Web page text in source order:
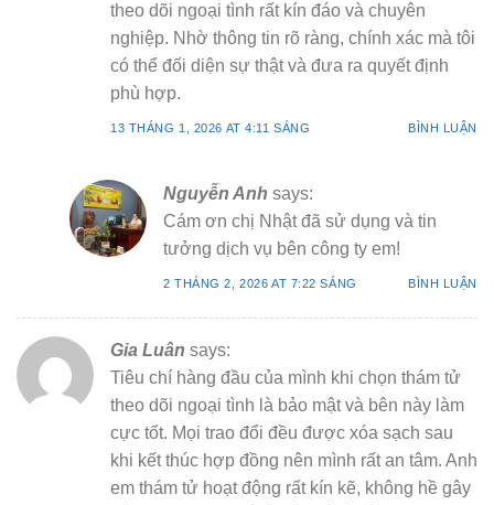
theo dõi ngoại tình rất kín đáo và chuyên
nghiệp. Nhờ thông tin rõ ràng, chính xác mà tôi
có thể đối diện sự thật và đưa ra quyết định
phù hợp.
13 THÁNG 1, 2026 AT 4:11 SÁNG BÌNH LUẬN
Nguyễn Anh says:
Cám ơn chị Nhật đã sử dụng và tin
tưởng dịch vụ bên công ty em!
2 THÁNG 2, 2026 AT 7:22 SÁNG BÌNH LUẬN
Gia Luân says:
Tiêu chí hàng đầu của mình khi chọn thám tử
theo dõi ngoại tình là bảo mật và bên này làm
cực tốt. Mọi trao đổi đều được xóa sạch sau
khi kết thúc hợp đồng nên mình rất an tâm. Anh
em thám tử hoạt động rất kín kẽ, không hề gây